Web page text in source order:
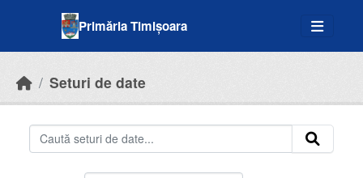
Primăria Timișoara
Seturi de date